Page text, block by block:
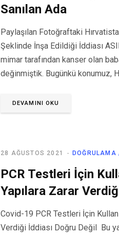
Sanılan Ada
Paylaşılan Fotoğraftaki
Şeklinde İnşa Edildiği İddiası
mimar tarafından kanser olan
değinmiştik. Bugünkü konumuz,
DEVAMINI OKU
28 AĞUSTOS 2021
PCR Testleri İçin
Yapılara Zarar
Covid-19 PCR Testleri İçin
Verdiği İddiası Doğru Değil Bu